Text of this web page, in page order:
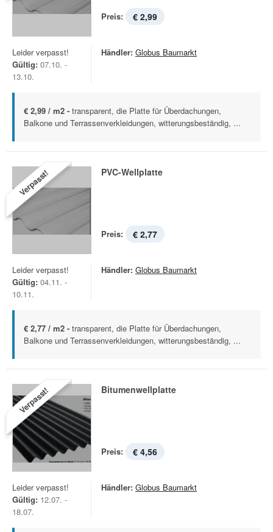
Preis: € 2,99
Leider verpasst!
Gültig: 07.10. -
13.10.
Händler: Globus Baumarkt
€ 2,99 / m2 - transparent, die Platte für Überdachungen,
Balkone und Terrassenverkleidungen, witterungsbeständig, ...
Verpasst! PVC-Wellplatte
Preis: € 2,77
Leider verpasst!
Gültig: 04.11. -
10.11.
Händler: Globus Baumarkt
€ 2,77 / m2 - transparent, die Platte für Überdachungen,
Balkone und Terrassenverkleidungen, witterungsbeständig, ...
Verpasst! Bitumenwellplatte
Preis: € 4,56
Leider verpasst!
Gültig: 12.07. -
18.07.
Händler: Globus Baumarkt